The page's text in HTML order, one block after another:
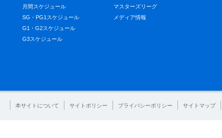
月間スケジュール
SG・PG1スケジュール
G1・G2スケジュール
G3スケジュール
マスターズリーグ
メディア情報
本サイトについて サイトポリシー プライバシーポリシー サイトマップ